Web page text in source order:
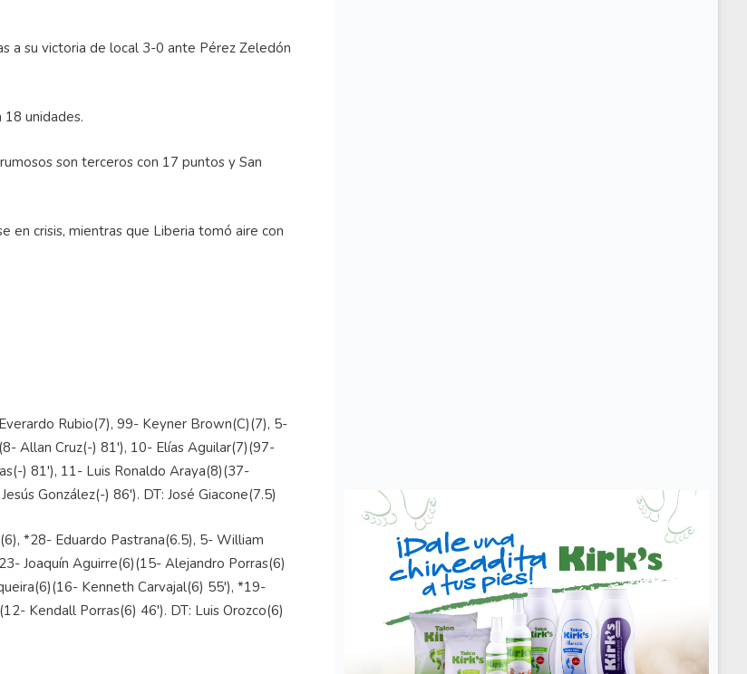
a su victoria de local 3-0 ante Pérez Zeledón
18 unidades.
son terceros con 17 puntos y San
en crisis, mientras que Liberia tomó aire con
Rubio(7), 99- Keyner Brown(C)(7), 5-
Allan Cruz(-) 81'), 10- Elías Aguilar(7)(97-
) 81'), 11- Luis Ronaldo Araya(8)(37-
González(-) 86'). DT: José Giacone(7.5)
*28- Eduardo Pastrana(6.5), 5- William
Joaquín Aguirre(6)(15- Alejandro Porras(6)
Kenneth Carvajal(6) 55'), *19-
Kendall Porras(6) 46'). DT: Luis Orozco(6)